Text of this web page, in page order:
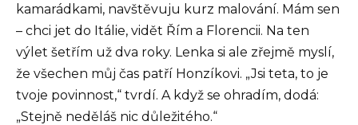
kamarádkami, navštěvuju kurz malování. Mám sen
– chci jet do Itálie, vidět Řím a Florencii. Na ten
výlet šetřím už dva roky. Lenka si ale zřejmě myslí,
že všechen můj čas patří Honzíkovi. „Jsi teta, to je
tvoje povinnost,“ tvrdí. A když se ohradím, dodá:
„Stejně neděláš nic důležitého.“